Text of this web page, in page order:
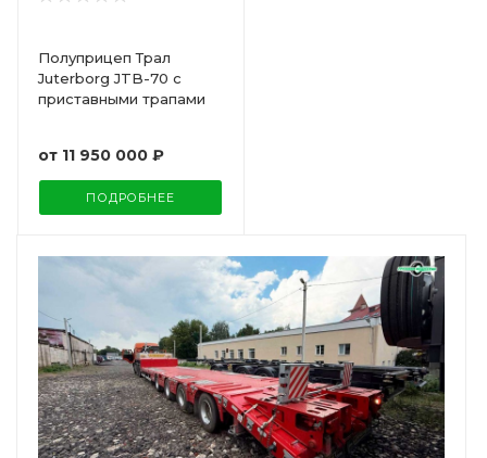
Полуприцеп Трал
Juterborg JTB-70 с
приставными трапами
от 11 950 000 ₽
ПОДРОБНЕЕ